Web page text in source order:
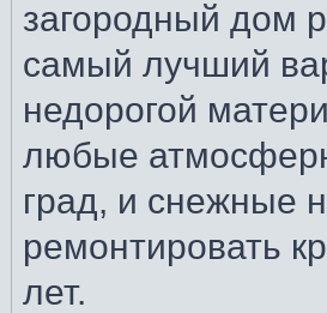
загородный дом
самый лучший
недорогой
любые
град, и снежные
ремонтировать
лет.